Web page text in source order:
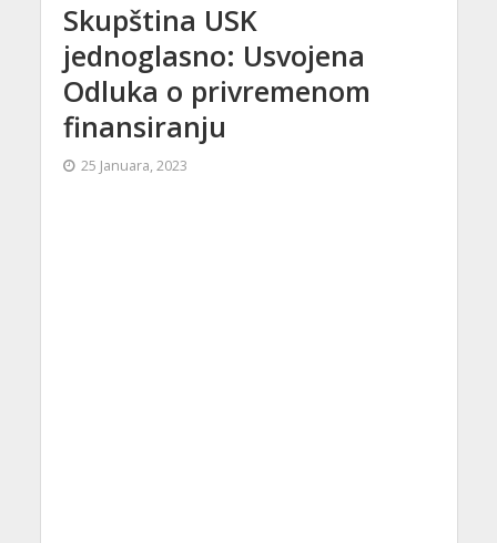
Skupština USK
jednoglasno: Usvojena
Odluka o privremenom
finansiranju
25 Januara, 2023